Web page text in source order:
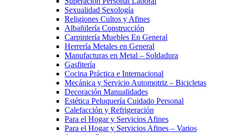
Sexualidad Sexología
Religiones Cultos y Afines
Albañilería Construcción
Carpintería Muebles En General
Herrería Metales en General
Manufacturas en Metal – Soldadura
Gasfitería
Cocina Práctica e Internacional
Mecánica y Servicio Automotriz – Bicicletas
Decoración Manualidades
Estética Peluquería Cuidado Personal
Calefacción y Refrigeración
Para el Hogar y Servicios Afines
Para el Hogar y Servicios Afines – Varios